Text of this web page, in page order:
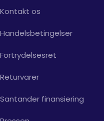
Kontakt os
Handelsbetingelser
Fortrydelsesret
Returvarer
Santander finansiering